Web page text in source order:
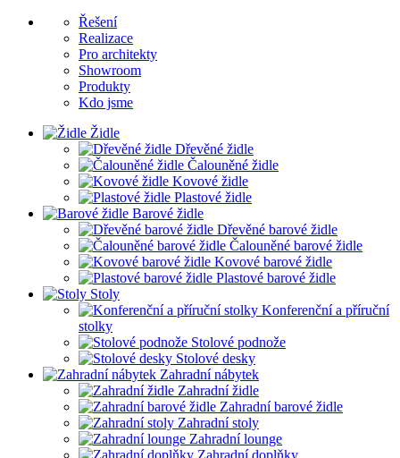
Řešení
Realizace
Pro architekty
Showroom
Produkty
Kdo jsme
Židle
Dřevěné židle
Čalouněné židle
Kovové židle
Plastové židle
Barové židle
Dřevěné barové židle
Čalouněné barové židle
Kovové barové židle
Plastové barové židle
Stoly
Konferenční a příruční
stolky
Stolové podnože
Stolové desky
Zahradní nábytek
Zahradní židle
Zahradní barové židle
Zahradní stoly
Zahradní lounge
Zahradní doplňky